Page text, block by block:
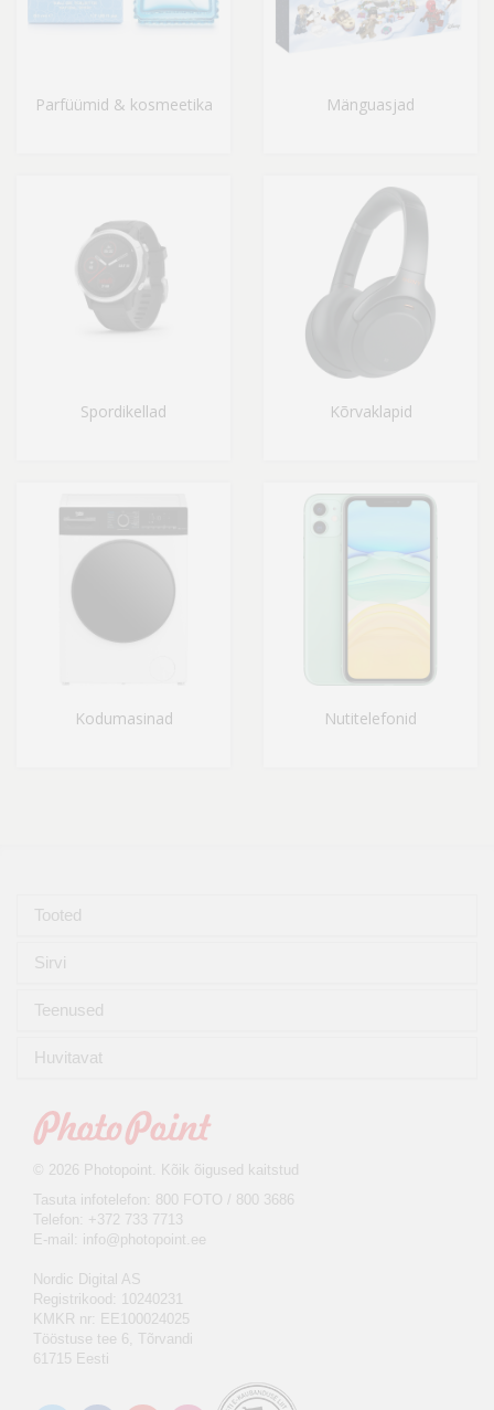
Parfüümid & kosmeetika Mänguasjad
Spordikellad Kõrvaklapid
Kodumasinad Nutitelefonid
Tooted
Sirvi
Teenused
Huvitavat
© 2026 Photopoint. Kõik õigused kaitstud
Tasuta infotelefon: 800 FOTO / 800 3686
Telefon: +372 733 7713
E-mail: info@photopoint.ee
Nordic Digital AS
Registrikood: 10240231
KMKR nr: EE100024025
Tööstuse tee 6, Tõrvandi
61715 Eesti